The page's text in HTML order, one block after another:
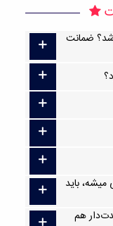
ضمانت
باید
هم